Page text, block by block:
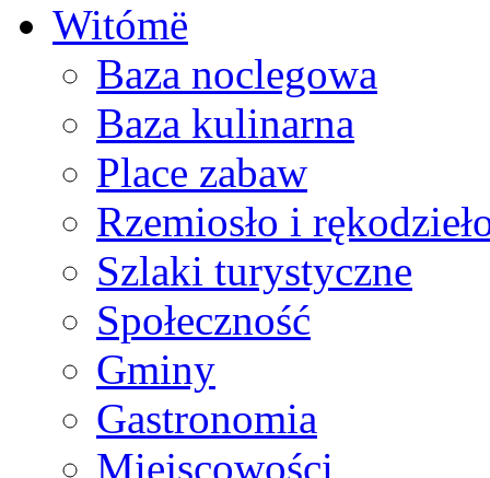
Witómë
Baza noclegowa
Baza kulinarna
Place zabaw
Rzemiosło i
Szlaki turystyczne
Społeczność
Gminy
Gastronomia
Miejscowości